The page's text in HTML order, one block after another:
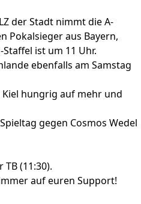
der Stadt nimmt die A-
Pokalsieger aus Bayern,
ist um 11 Uhr.
ebenfalls am Samstag
hungrig auf mehr und
gegen Cosmos Wedel
(11:30).
auf euren Support!